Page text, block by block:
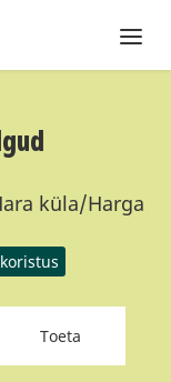
küla/Harga
Toeta